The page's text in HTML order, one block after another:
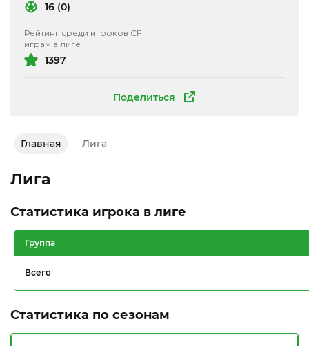
Поделиться
16 (0)
Рейтинг среди игроков CF
играм в лиге
1397
Главная Лига
Лига
Статистика игрока в лиге
Группа
Всего
Статистика по сезонам